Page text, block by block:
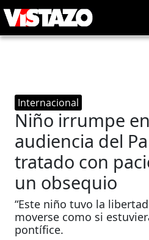
Internacional
Niño irrumpe
audiencia del
tratado con
un obsequio
“Este niño tuvo la
moverse como si
pontífice.